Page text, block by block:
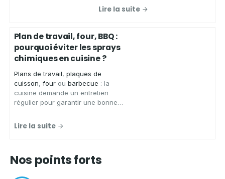
zéro déchet, vous présente ses
chiffons microfibres de qualité
etnettoyer
surfaces
Lire la suite
Plan de travail, four, BBQ :
pourquoi éviter les sprays
chimiques en cuisine ?
Plans de travail, plaques de
cuisson, fourou barbecue : la
cuisine demande un entretien
régulier pour garantir une bonne
spécialiste des solutions
d'entretien écologiques et zéro
écologiquepournettoyer votre
cuisineen toute sérénité.
Lire la suite
Nos points forts